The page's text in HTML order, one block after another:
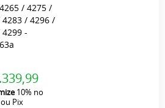
/ 4275 /
4283 / 4296 /
-
10% no
Pix